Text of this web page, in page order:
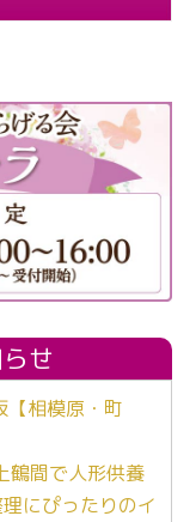
せ
【相模原・町
鶴間で人形供養
にぴったりのイ